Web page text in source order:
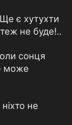
є хутухти
не буде!..
сонця
може
не